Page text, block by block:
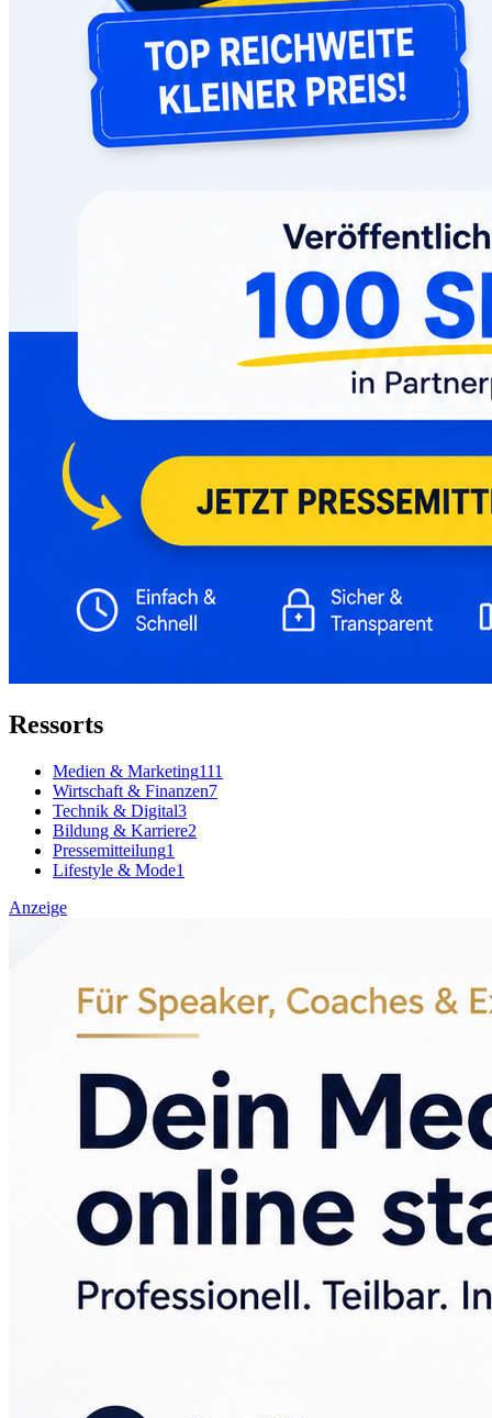
Ressorts
Medien & Marketing111
Wirtschaft & Finanzen7
Technik & Digital3
Bildung & Karriere2
Pressemitteilung1
Lifestyle & Mode1
Anzeige